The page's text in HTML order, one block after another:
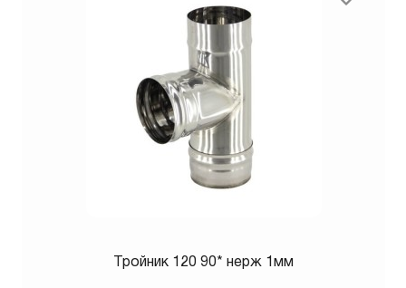
Тройник 120 90* нерж 1мм